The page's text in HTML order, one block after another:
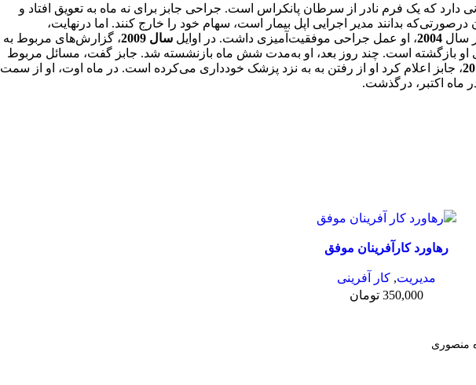
دارد که یک فرم نادر از سرطان پانکراس است. جراحی جابز برای نه ماه به تعویق افتاد و
بدانند مدیر اجرایی اپل بیمار است، سهام خود را خارج کنند. اما درنهایت،
سال 2004، او عمل جراحی موفقیت‌آمیزی داشت. در اوایل سال 2009
، گزارش‌های مربوط به
او بازگشته است. چند روز بعد، او به‌مدت شش ماه بازنشسته شد. جابز گفت، مسائل مربوط
، جابز اعلام کرد او از رفتن به به نزد پزشک خودداری می‌کرده است. در ماه اوت، او از سمت
ماه اکتبر، درگذشت.
رهاورد کار‌آفرینان موفق
مدیریت,کار آفرینی
350,000 تومان
منصوری